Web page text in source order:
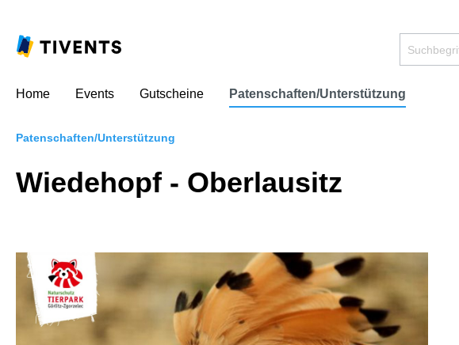
Home Events Gutscheine Patenschaften/Unterstützung
Patenschaften/Unterstützung
Wiedehopf - Oberlausitz